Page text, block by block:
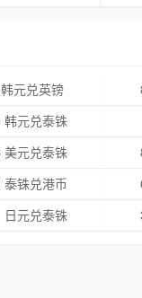
元兑英镑
韩元兑泰铢
美元兑泰铢
泰铢兑港币
日元兑泰铢